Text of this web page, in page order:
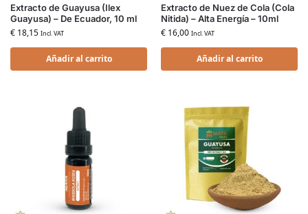
Extracto de Guayusa (Ilex
Guayusa) – De Ecuador, 10 ml
€ 18,15 Incl. VAT
Añadir al carrito
Extracto de Nuez de Cola (Cola
Nitida) – Alta Energía – 10ml
€ 16,00 Incl. VAT
Añadir al carrito